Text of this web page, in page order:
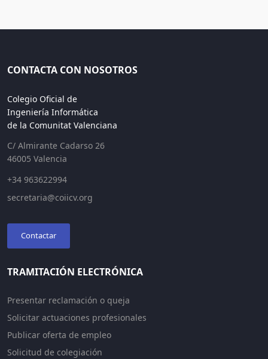
CONTACTA CON NOSOTROS
Colegio Oficial de
Ingeniería Informática
de la Comunitat Valenciana
C/ Almirante Cadarso 26
46005 Valencia
+34 963622994
secretaria@coiicv.org
Contactar
TRAMITACIÓN ELECTRÓNICA
Presentar reclamación o queja
Solicitar actuaciones profesionales
Publicar oferta de empleo
Solicitud de colegiación